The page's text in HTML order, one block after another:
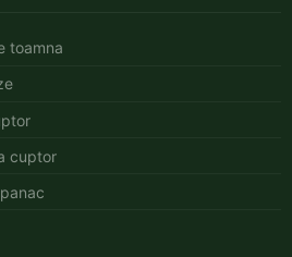
toamna
cuptor